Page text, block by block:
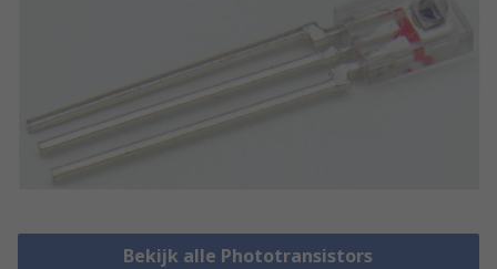
Bekijk alle Phototransistors